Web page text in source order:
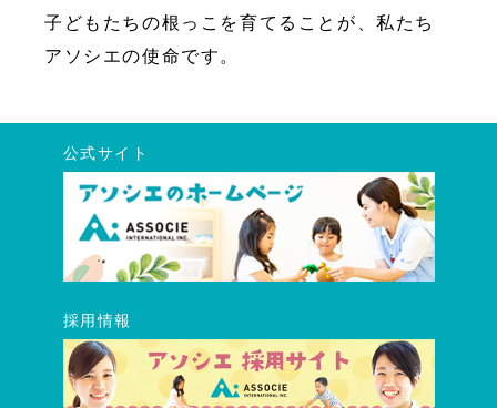
子どもたちの根っこを育てることが、私たち
アソシエの使命です。
公式サイト
採用情報